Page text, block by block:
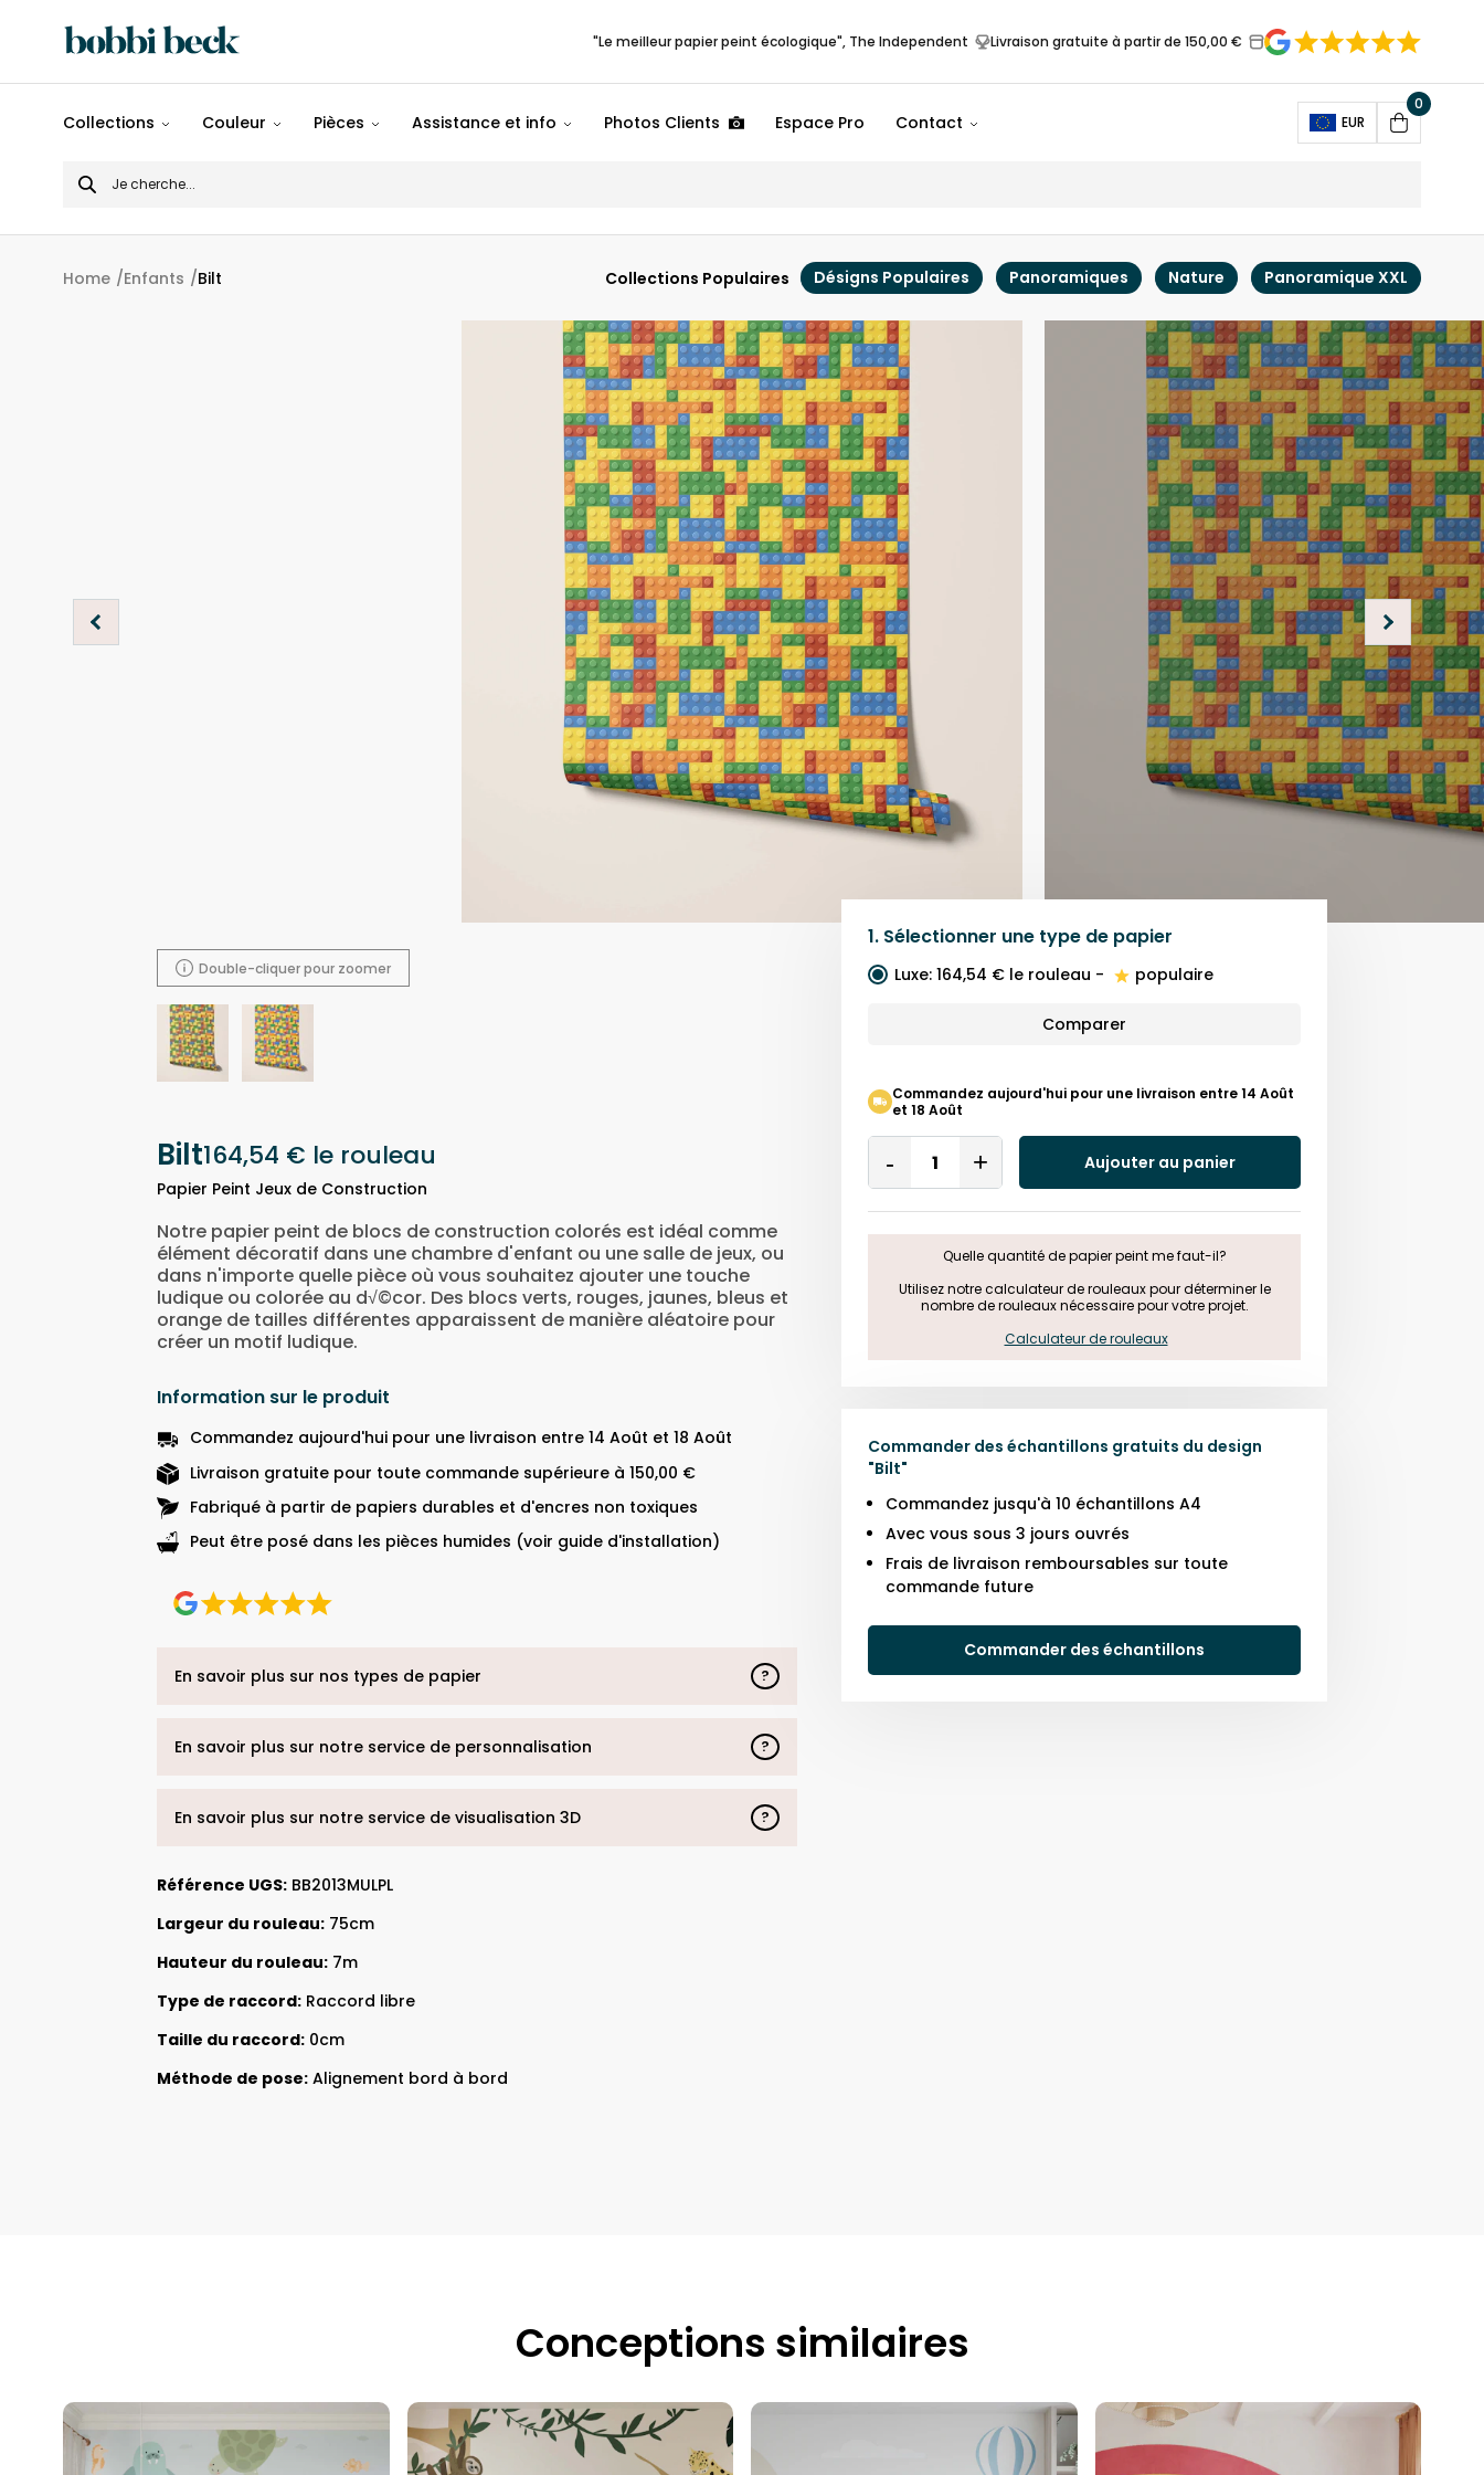
"Le meilleur papier peint écologique", The Independent Livraison gratuite à partir de 150,00 €
Populaires
Panoramiques
Collections Couleur Pièces Assistance et info Photos Clients Espace Pro Contact EUR
Open
Cart
0
Search
for
Home Enfants Bilt Collections Populaires Désigns Populaires Panoramiques Nature Panoramique XXL
Double-cliquer pour zoomer
Bilt164,54 € le rouleau
Papier Peint Jeux de Construction
1. Sélectionner une type de papier
Luxe: 164,54 € le rouleau - populaire
Comparer
Commandez aujourd'hui pour une livraison entre 14 Août
et 18 Août
Quantity
Remove
One
Add
One
Aujouter au panier
Quelle quantité de papier peint me faut-il?
Utilisez notre calculateur de rouleaux pour déterminer le
nombre de rouleaux nécessaire pour votre projet.
Calculateur de rouleaux
Commander des échantillons gratuits du design
"Bilt"
Commandez jusqu'à 10 échantillons A4
Avec vous sous 3 jours ouvrés
Frais de livraison remboursables sur toute
commande future
Commander des échantillons
Notre papier peint de blocs de construction colorés est idéal comme
élément décoratif dans une chambre d'enfant ou une salle de jeux, ou
dans n'importe quelle pièce où vous souhaitez ajouter une touche
ludique ou colorée au d√©cor. Des blocs verts, rouges, jaunes, bleus et
orange de tailles différentes apparaissent de manière aléatoire pour
créer un motif ludique.
Information sur le produit
Commandez aujourd'hui pour une livraison entre 14 Août et 18 Août
Livraison gratuite pour toute commande supérieure à 150,00 €
Fabriqué à partir de papiers durables et d'encres non toxiques
Peut être posé dans les pièces humides (voir guide d'installation)
En savoir plus sur nos types de papier ?
En savoir plus sur notre service de personnalisation ?
En savoir plus sur notre service de visualisation 3D ?
Référence UGS: BB2013MULPL
Largeur du rouleau: 75cm
Hauteur du rouleau: 7m
Type de raccord: Raccord libre
Taille du raccord: 0cm
Méthode de pose: Alignement bord à bord
Conceptions similaires